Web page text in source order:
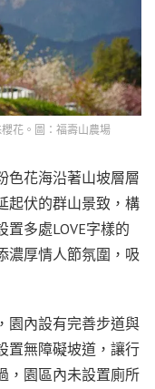
花。圖：福壽山農場
色花海沿著山坡層層
起伏的群山景致，構
多處LOVE字樣的
濃厚情人節氛圍，吸
園內設有完善步道與
置無障礙坡道，讓行
，園區內未設置廁所